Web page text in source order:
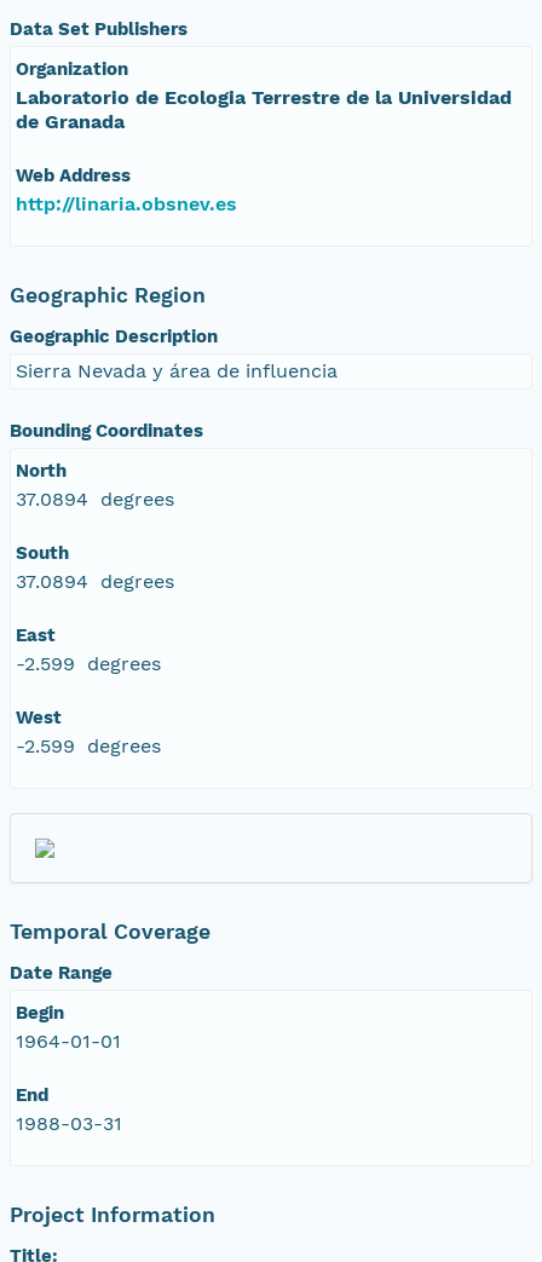
Data Set Publishers
Organization
Laboratorio de Ecologia Terrestre de la Universidad
de Granada
Web Address
http://linaria.obsnev.es
Geographic Region
Geographic Description
Sierra Nevada y área de influencia
Bounding Coordinates
North
37.0894 degrees
South
37.0894 degrees
East
-2.599 degrees
West
-2.599 degrees
Temporal Coverage
Date Range
Begin
1964-01-01
End
1988-03-31
Project Information
Title: